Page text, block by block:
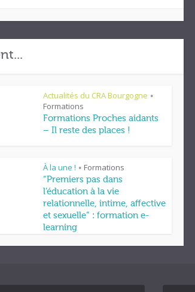
Actualités du CRA Bourgogne •
Formations
Formations Proches aidants
– Il reste des places !
À la une ! • Formations
“Premiers pas dans
l’éducation à la vie
relationnelle, intime, affective
et sexuelle” : formation e-
learning